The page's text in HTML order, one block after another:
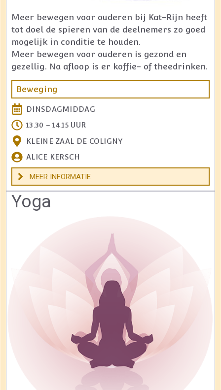
Meer bewegen voor ouderen bij Kat-Rijn heeft
tot doel de spieren van de deelnemers zo goed
mogelijk in conditie te houden.
Meer bewegen voor ouderen is gezond en
gezellig. Na afloop is er koffie- of theedrinken.
Beweging
DINSDAGMIDDAG
13.30 – 14.15 UUR
KLEINE ZAAL DE COLIGNY
ALICE KERSCH
MEER INFORMATIE
Yoga